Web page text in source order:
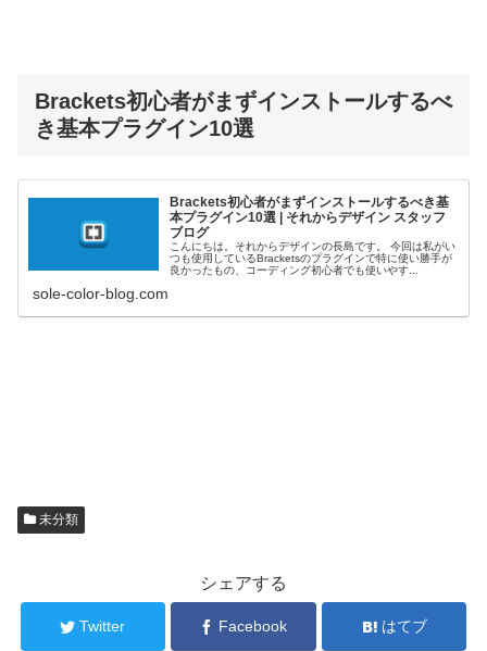
Brackets初心者がまずインストールするべ
き基本プラグイン10選
Brackets初心者がまずインストールするべき基
本プラグイン10選 | それからデザイン スタッフ
ブログ
こんにちは。それからデザインの長島です。 今回は私がい
つも使用しているBracketsのプラグインで特に使い勝手が
良かったもの、コーディング初心者でも使いやす...
sole-color-blog.com
未分類
シェアする
Twitter Facebook はてブ